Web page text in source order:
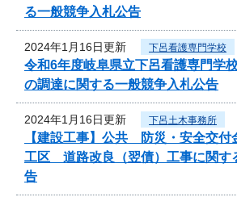
る一般競争入札公告
2024年1月16日更新 下呂看護専門学校
令和6年度岐阜県立下呂看護専門学
の調達に関する一般競争入札公告
2024年1月16日更新 下呂土木事務所
【建設工事】公共 防災・安全交
工区 道路改良（翌債）工事に関す
告